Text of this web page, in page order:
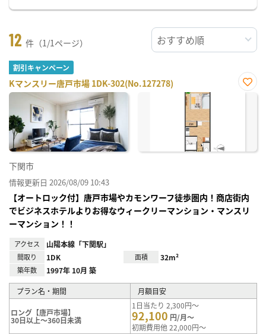
12 件（1/1ページ）
割引キャンペーン
Kマンスリー唐戸市場 1DK-302(No.127278)
お気
下関市
情報更新日 2026/08/09 10:43
【オートロック付】唐戸市場やカモンワーフ徒歩圏内！商店街内
でビジネスホテルよりお得なウィークリーマンション・マンスリ
ーマンション！！
アクセス 山陽本線「下関駅」
間取り 1DK 面積 32m²
築年数 1997年 10月 築
プラン名・期間 月額目安
ロング【唐戸市場】
30日以上～360日未満
1日当たり 2,300円～
92,100 円/月～
初期費用他 22,000円～